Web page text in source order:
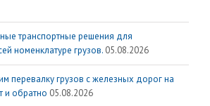
транспортные решения для
номенклатуре грузов. 05.08.2026
перевалку грузов с железных дорог на
и обратно 05.08.2026